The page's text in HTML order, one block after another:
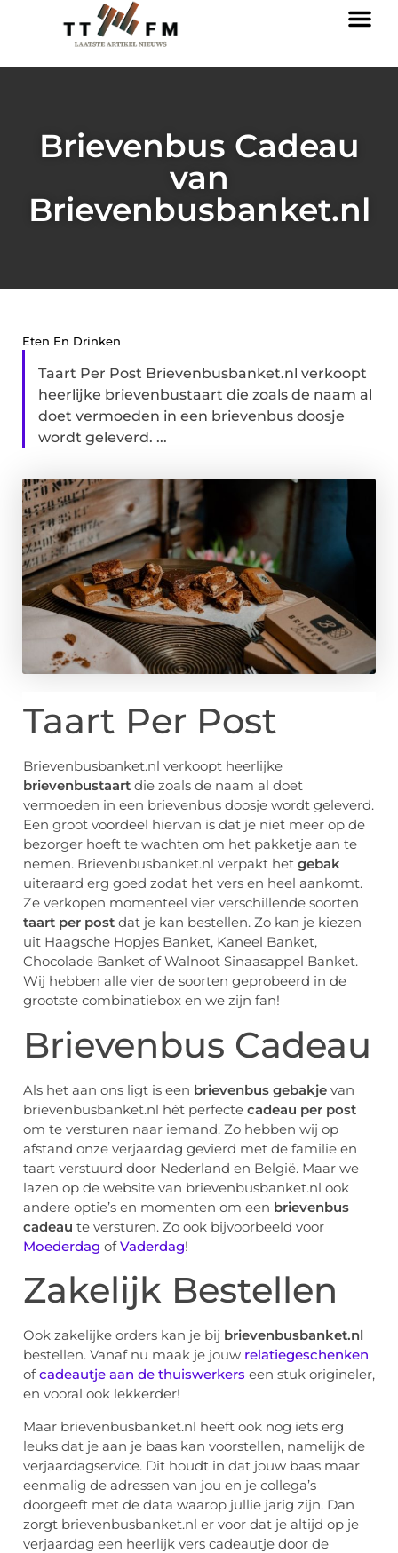
Brievenbus Cadeau
van
Brievenbusbanket.nl
Eten En Drinken
Taart Per Post Brievenbusbanket.nl verkoopt
heerlijke brievenbustaart die zoals de naam al
doet vermoeden in een brievenbus doosje
wordt geleverd. ...
Taart Per Post
Brievenbusbanket.nl verkoopt heerlijke
brievenbustaart die zoals de naam al doet
vermoeden in een brievenbus doosje wordt geleverd.
Een groot voordeel hiervan is dat je niet meer op de
bezorger hoeft te wachten om het pakketje aan te
nemen. Brievenbusbanket.nl verpakt het gebak
uiteraard erg goed zodat het vers en heel aankomt.
Ze verkopen momenteel vier verschillende soorten
taart per post dat je kan bestellen. Zo kan je kiezen
uit Haagsche Hopjes Banket, Kaneel Banket,
Chocolade Banket of Walnoot Sinaasappel Banket.
Wij hebben alle vier de soorten geprobeerd in de
grootste combinatiebox en we zijn fan!
Brievenbus Cadeau
Als het aan ons ligt is een brievenbus gebakje van
brievenbusbanket.nl hét perfecte cadeau per post
om te versturen naar iemand. Zo hebben wij op
afstand onze verjaardag gevierd met de familie en
taart verstuurd door Nederland en België. Maar we
lazen op de website van brievenbusbanket.nl ook
andere optie’s en momenten om een brievenbus
cadeau te versturen. Zo ook bijvoorbeeld voor
Moederdag ofVaderdag!
Zakelijk Bestellen
Ook zakelijke orders kan je bij brievenbusbanket.nl
bestellen. Vanaf nu maak je jouw relatiegeschenken
ofcadeautje aan de thuiswerkers een stuk origineler,
en vooral ook lekkerder!
Maar brievenbusbanket.nl heeft ook nog iets erg
leuks dat je aan je baas kan voorstellen, namelijk de
verjaardagservice. Dit houdt in dat jouw baas maar
eenmalig de adressen van jou en je collega’s
doorgeeft met de data waarop jullie jarig zijn. Dan
zorgt brievenbusbanket.nl er voor dat je altijd op je
verjaardag een heerlijk vers cadeautje door de